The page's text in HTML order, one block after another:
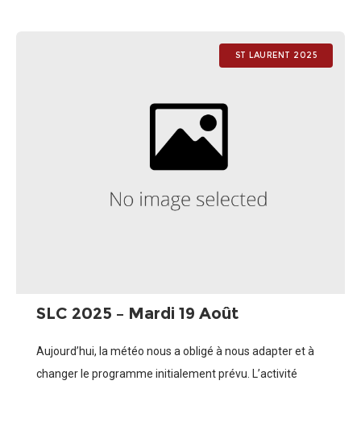
ST LAURENT 2025
SLC 2025 – Mardi 19 Août
Aujourd’hui, la météo nous a obligé à nous adapter et à
changer le programme initialement prévu. L’activité